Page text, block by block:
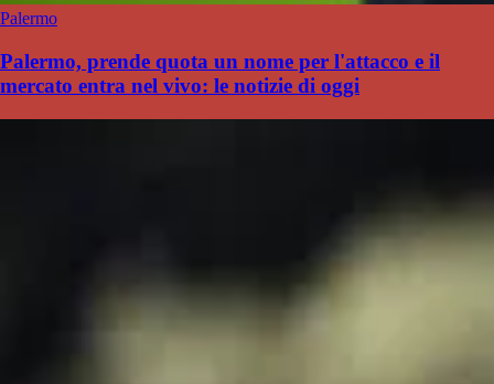
Palermo
Palermo, prende quota un nome per l'attacco e il
mercato entra nel vivo: le notizie di oggi